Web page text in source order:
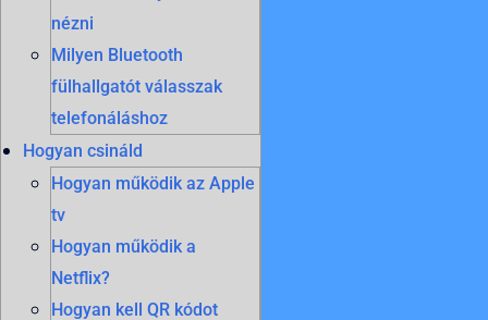
nézni
Milyen Bluetooth
fülhallgatót válasszak
telefonáláshoz
Hogyan csináld
Hogyan működik az Apple
tv
Hogyan működik a
Netflix?
Hogyan kell QR kódot